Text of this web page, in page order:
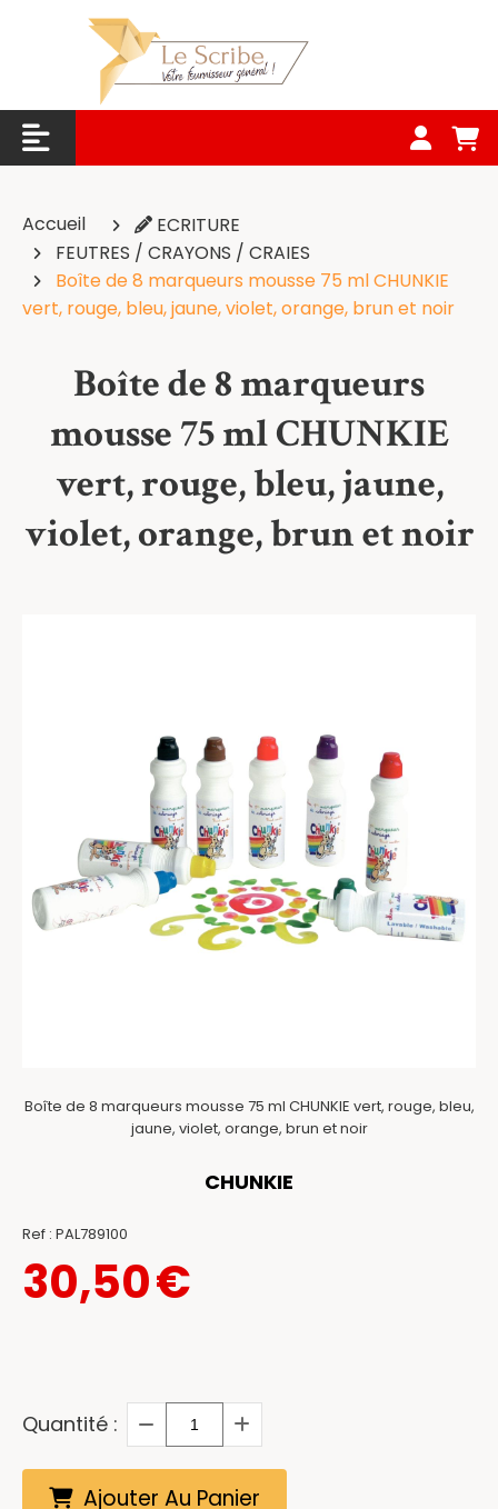
Accueil
ECRITURE
FEUTRES / CRAYONS / CRAIES
Boîte de 8 marqueurs mousse 75 ml CHUNKIE
vert, rouge, bleu, jaune, violet, orange, brun et noir
Boîte de 8 marqueurs
mousse 75 ml CHUNKIE
vert, rouge, bleu, jaune,
violet, orange, brun et noir
Boîte de 8 marqueurs mousse 75 ml CHUNKIE vert, rouge, bleu,
jaune, violet, orange, brun et noir
CHUNKIE
Ref : PAL789100
30,50€
Quantité :
Ajouter Au Panier